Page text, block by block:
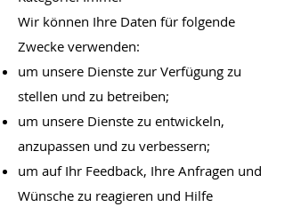
Wir können Ihre Daten für folgende
Zwecke verwenden:
um unsere Dienste zur Verfügung zu
stellen und zu betreiben;
um unsere Dienste zu entwickeln,
anzupassen und zu verbessern;
um auf Ihr Feedback, Ihre Anfragen und
Wünsche zu reagieren und Hilfe